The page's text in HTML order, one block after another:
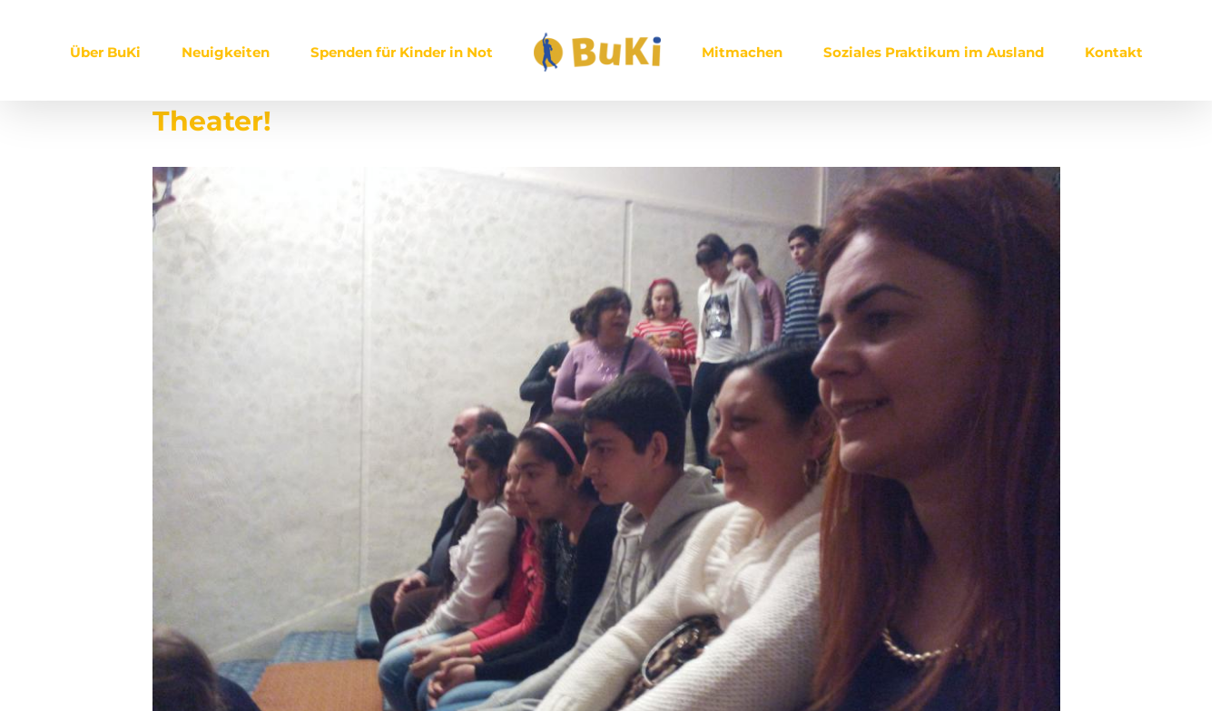
Über BuKi Neuigkeiten Spenden für Kinder in Not Mitmachen Soziales Praktikum im Ausland Kontakt
Theater!
Zeige
grösseres
Bild